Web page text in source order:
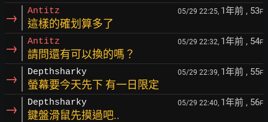
→ Antitz 05/29 22:25, 1年前 , 53F
這樣的確划算多了
→ Antitz 05/29 22:32, 1年前 , 54F
請問還有可以換的嗎？
→ Depthsharky 05/29 22:39, 1年前 , 55F
螢幕要今天先下 有一日限定
→ Depthsharky 05/29 22:40, 1年前 , 56F
鍵盤滑鼠先摸過吧..